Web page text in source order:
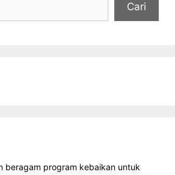
Cari
beragam program kebaikan untuk